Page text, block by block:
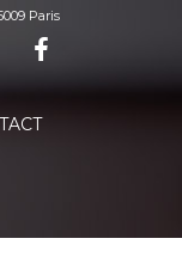
Paris